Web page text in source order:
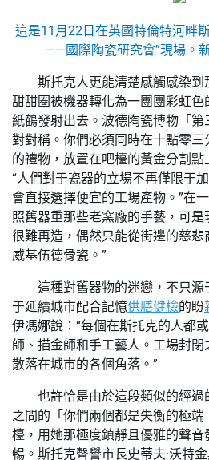
這是11月22日在英國特倫特河畔
——國際陶瓷研究會”現場。
斯托克人更能清楚感觸感染
甜甜圈被機器轉化為一團團彩虹
紙鶴發射出去。波德陶瓷博物「
對對稱。你們必須同時在十點零
的禮物，放置在吧檯的黃金分割點
“人們對于瓷器的立場不再僅限于
會直接選擇便宜的工場產物。”在
照舊器重那些老窯廠的手藝，可
很難再造，偶然只能從街邊的慈
威基伍德骨瓷。”
這種對舊器物的迷戀，不只
于延續城市配合記憶供膳健檢的盼
伊馮娜說：“每個在斯托克的人都
師、描金師和手工藝人。工場封
散落在城市的各個角落。”
也許恰是由於這段類似的經
之間的「你們兩個都是失衡的極
檯，用她那極度鎮靜且優雅的聲
暢。斯托克聲譽市長史蒂夫·沃特